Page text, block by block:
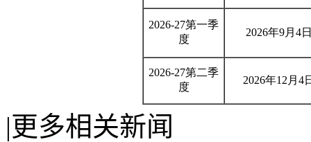
2026-27第一季
度
2026年9月4
2026-27第二季
度
2026年12月4
|更多相关新闻